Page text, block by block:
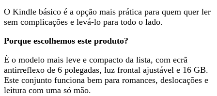
O Kindle básico é a opção mais prática para quem quer ler
sem complicações e levá-lo para todo o lado.
Porque escolhemos este produto?
É o modelo mais leve e compacto da lista, com ecrã
antirreflexo de 6 polegadas, luz frontal ajustável e 16 GB.
Este conjunto funciona bem para romances, deslocações e
leitura com uma só mão.